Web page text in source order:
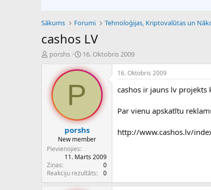
Sākums Forumi
cashos LV
P
e
d
e
z
s
ā
c
ē
porshs
S
k
m
a
a
t
u
m
s
16. Oktobris 2009
P
porshs
New member
Pievienojies
11. Marts 2009
Ziņas
0
Reakciju rezultāts
0
16. Oktobris 2009
cashos ir jauns lv
Par vienu apskatītu
http://www.cashos.lv/